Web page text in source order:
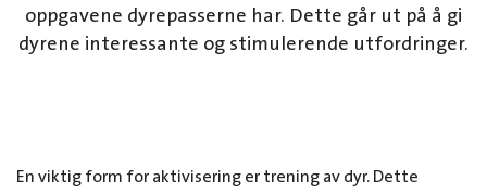
oppgavene dyrepasserne har. Dette går ut på å gi
dyrene interessante og stimulerende utfordringer.
En viktig form for aktivisering er trening av dyr. Dette